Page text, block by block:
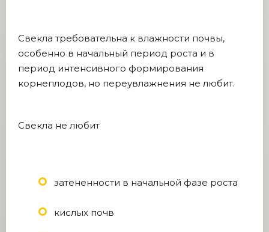
Свекла требовательна к влажности почвы,
особенно в начальный период роста и в
период интенсивного формирования
корнеплодов, но переувлажнения не любит.
Свекла не любит
затененности в начальной фазе роста
кислых почв